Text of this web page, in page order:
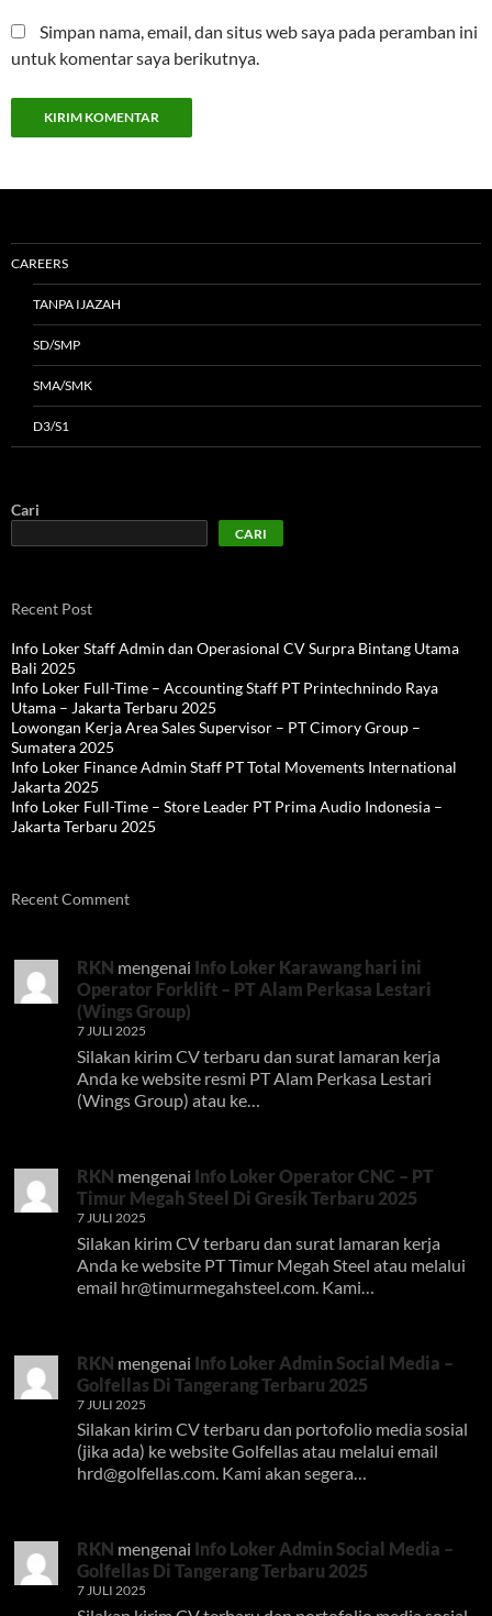
Simpan nama, email, dan situs web saya pada peramban ini
untuk komentar saya berikutnya.
CAREERS
TANPA IJAZAH
SD/SMP
SMA/SMK
D3/S1
Cari
CARI
Recent Post
Info Loker Staff Admin dan Operasional CV Surpra Bintang Utama
Bali 2025
Info Loker Full-Time – Accounting Staff PT Printechnindo Raya
Utama – Jakarta Terbaru 2025
Lowongan Kerja Area Sales Supervisor – PT Cimory Group –
Sumatera 2025
Info Loker Finance Admin Staff PT Total Movements International
Jakarta 2025
Info Loker Full-Time – Store Leader PT Prima Audio Indonesia –
Jakarta Terbaru 2025
Recent Comment
RKN mengenai Info Loker Karawang hari ini
Operator Forklift – PT Alam Perkasa Lestari
(Wings Group)
7 JULI 2025
Silakan kirim CV terbaru dan surat lamaran kerja
Anda ke website resmi PT Alam Perkasa Lestari
(Wings Group) atau ke…
RKN mengenai Info Loker Operator CNC – PT
Timur Megah Steel Di Gresik Terbaru 2025
7 JULI 2025
Silakan kirim CV terbaru dan surat lamaran kerja
Anda ke website PT Timur Megah Steel atau melalui
email hr@timurmegahsteel.com . Kami…
RKN mengenai Info Loker Admin Social Media –
Golfellas Di Tangerang Terbaru 2025
7 JULI 2025
Silakan kirim CV terbaru dan portofolio media sosial
(jika ada) ke website Golfellas atau melalui email
hrd@golfellas.com. Kami akan segera…
RKN mengenai Info Loker Admin Social Media –
Golfellas Di Tangerang Terbaru 2025
7 JULI 2025